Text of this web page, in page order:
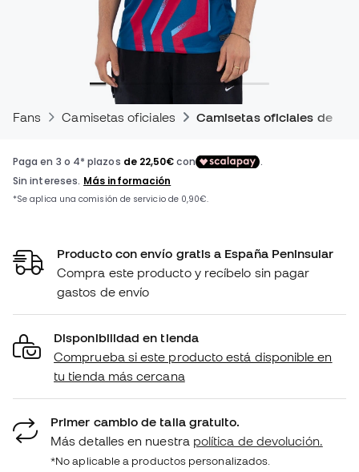
Fans Camisetas oficiales Camisetas oficiales de
Producto con envío gratis a España Peninsular
Compra este producto y recíbelo sin pagar
gastos de envío
Disponibilidad en tienda
Comprueba si este producto está disponible en
tu tienda más cercana
Primer cambio de talla gratuito.
Más detalles en nuestra política de devolución.
*No aplicable a productos personalizados.